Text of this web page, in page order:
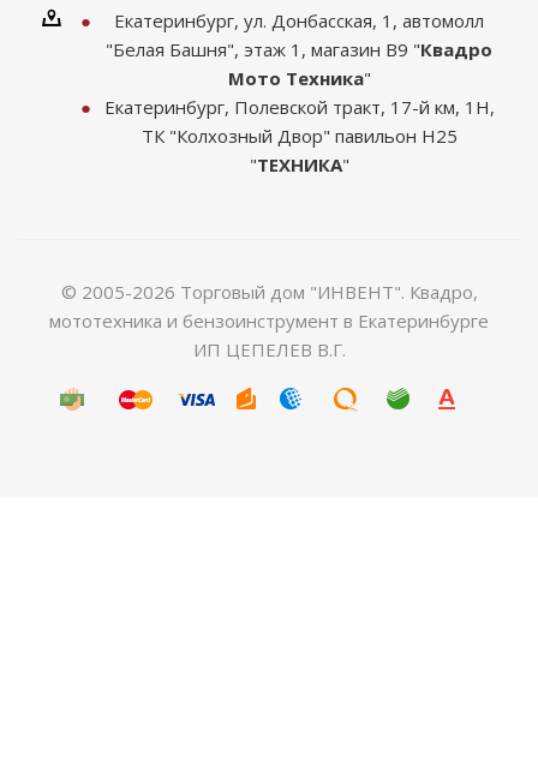
Екатеринбург, ул. Донбасская, 1, автомолл
"Белая Башня", этаж 1, магазин В9 "Квадро
Мото Техника"
Екатеринбург, Полевской тракт, 17-й км, 1Н,
ТК "Колхозный Двор" павильон Н25
"ТЕХНИКА"
© 2005-2026 Торговый дом "ИНВЕНТ". Квадро,
мототехника и бензоинструмент в Екатеринбурге
ИП ЦЕПЕЛЕВ В.Г.